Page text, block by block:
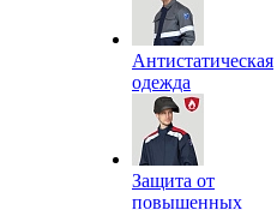
Антистатическая
одежда
Защита от
повышенных